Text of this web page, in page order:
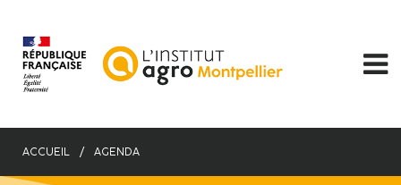
contenu
principal
ACCUEIL AGENDA